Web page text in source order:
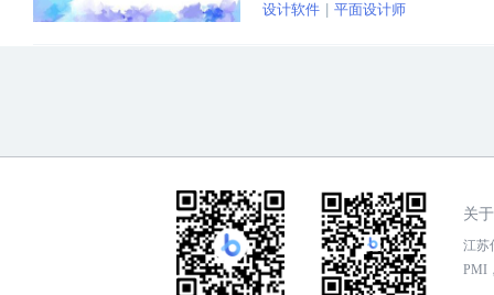
设计软件
平面设计师
关
江苏
PMI